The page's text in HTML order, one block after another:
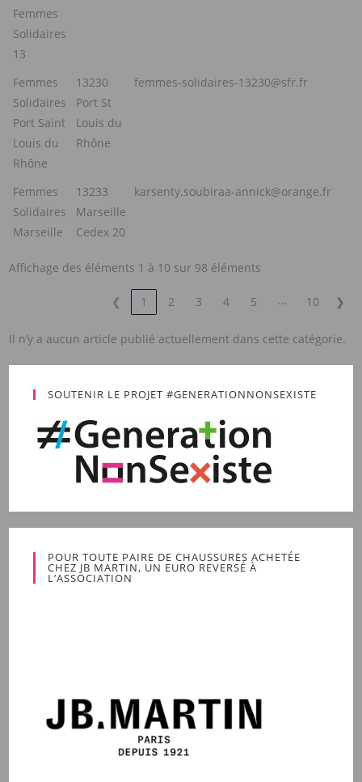
Femmes
Solidaires
13
Femmes
Solidaires
Port Saint
Louis du
Rhône
13230
Port St
Louis du
Rhône
femmes-solidaires-13230@sfr.fr
Femmes
Solidaires
Marseille
13233
Marseille
Cedex 20
karsenty.soubiraa-annick@orange.fr
Affichage des éléments 1 à 10 sur 98 éléments
❮ 1 2 3 4 5 … 10 ❯
Il n’y a aucun article publié actuellement dans cette catégorie.
SOUTENIR LE PROJET #GENERATIONNONSEXISTE
POUR TOUTE PAIRE DE CHAUSSURES ACHETÉE
CHEZ JB MARTIN, UN EURO REVERSÉ À
L’ASSOCIATION